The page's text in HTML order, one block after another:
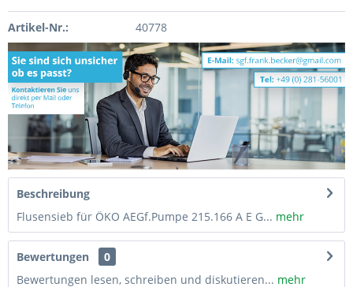
Artikel-Nr.: 40778
Beschreibung
Flusensieb für ÖKO AEGf.Pumpe 215.166 A E G... mehr
Bewertungen
0
Bewertungen lesen, schreiben und diskutieren... mehr